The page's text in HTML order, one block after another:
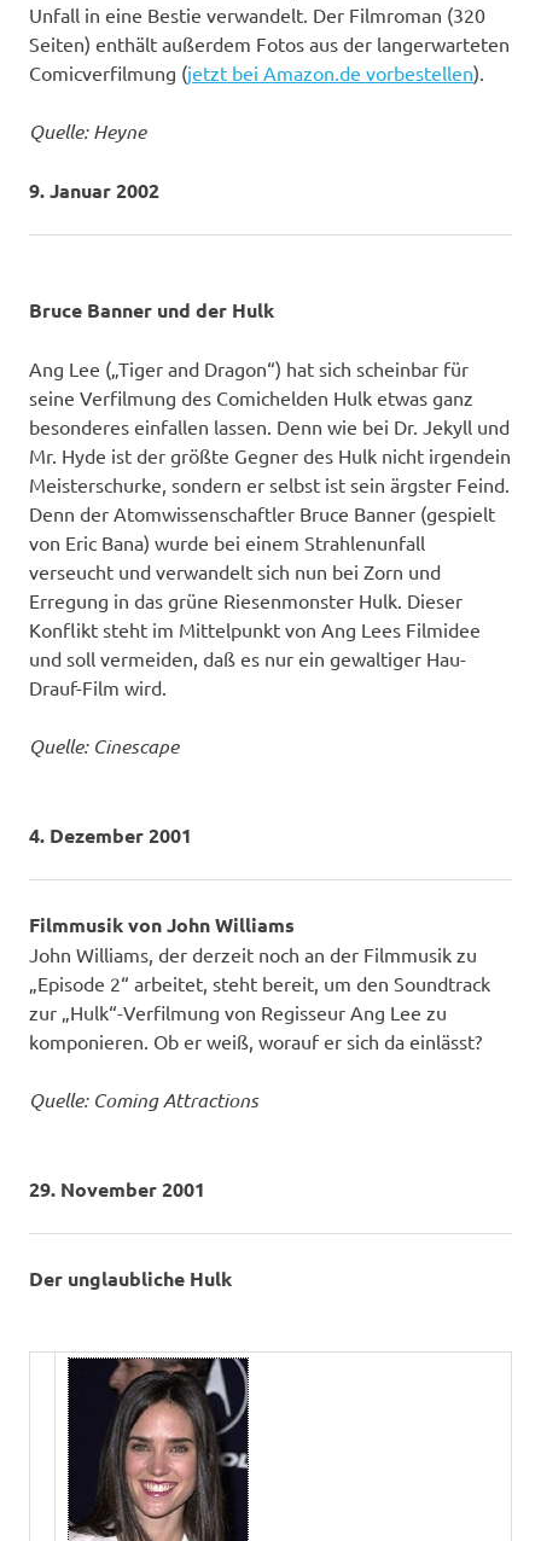
Unfall in eine Bestie verwandelt. Der Filmroman (320
Seiten) enthält außerdem Fotos aus der langerwarteten
Comicverfilmung (jetzt bei Amazon.de vorbestellen).
Quelle: Heyne
9. Januar 2002
Bruce Banner und der Hulk
Ang Lee („Tiger and Dragon“) hat sich scheinbar für
seine Verfilmung des Comichelden Hulk etwas ganz
besonderes einfallen lassen. Denn wie bei Dr. Jekyll und
Mr. Hyde ist der größte Gegner des Hulk nicht irgendein
Meisterschurke, sondern er selbst ist sein ärgster Feind.
Denn der Atomwissenschaftler Bruce Banner (gespielt
von Eric Bana) wurde bei einem Strahlenunfall
verseucht und verwandelt sich nun bei Zorn und
Erregung in das grüne Riesenmonster Hulk. Dieser
Konflikt steht im Mittelpunkt von Ang Lees Filmidee
und soll vermeiden, daß es nur ein gewaltiger Hau-
Drauf-Film wird.
Quelle: Cinescape
4. Dezember 2001
Filmmusik von John Williams
John Williams, der derzeit noch an der Filmmusik zu
„Episode 2“ arbeitet, steht bereit, um den Soundtrack
zur „Hulk“-Verfilmung von Regisseur Ang Lee zu
komponieren. Ob er weiß, worauf er sich da einlässt?
Quelle: Coming Attractions
29. November 2001
Der unglaubliche Hulk